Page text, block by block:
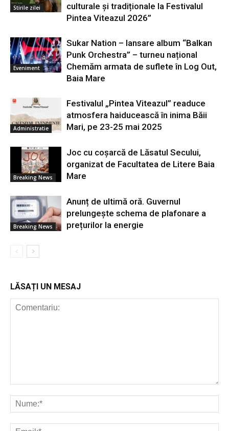
Stirile zilei
culturale și tradiționale la Festivalul
Pintea Viteazul 2026”
Eveniment
Sukar Nation – lansare album “Balkan
Punk Orchestra” – turneu național
Chemăm armata de suflete în Log Out,
Baia Mare
Administratie
Festivalul „Pintea Viteazul” readuce
atmosfera haiducească în inima Băii
Mari, pe 23-25 mai 2025
Breaking News
Joc cu coșarcă de Lăsatul Secului,
organizat de Facultatea de Litere Baia
Mare
Breaking News
Anunț de ultimă oră. Guvernul
prelungește schema de plafonare a
prețurilor la energie
LĂSAȚI UN MESAJ